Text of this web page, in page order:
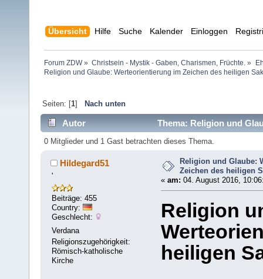
Übersicht Hilfe Suche Kalender Einloggen
Forum ZDW» Christsein - Mystik - Gaben, Charismen, Früchte. »
Religion und Glaube: Werteorientierung im Zeichen des heiligen
Seiten: [1] Nach unten
Autor
Thema: Religion und
Eh (Gelesen 5972 mal)
0 Mitglieder und 1 Gast betrachten dieses Thema.
Hildegard51
'
Beiträge: 455
Country:
Geschlecht:
Verdana
Religionszugehörigkeit:
Römisch-katholische
Kirche
Religion und Glaube:
Zeichen des heiligen
« am: 04. August 2016,
Religion
heiligen